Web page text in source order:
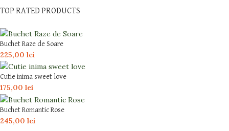
TOP RATED PRODUCTS
Buchet Raze de Soare
225,00 lei
Cutie inima sweet love
175,00 lei
Buchet Romantic Rose
245,00 lei